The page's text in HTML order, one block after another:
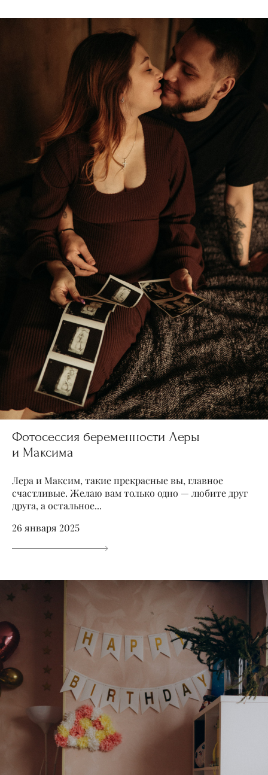
Фотосессия беременности Леры
и Максима
Лера и Максим, такие прекрасные вы, главное
счастливые. Желаю вам только одно — любите друг
друга, а остальное...
26 января 2025